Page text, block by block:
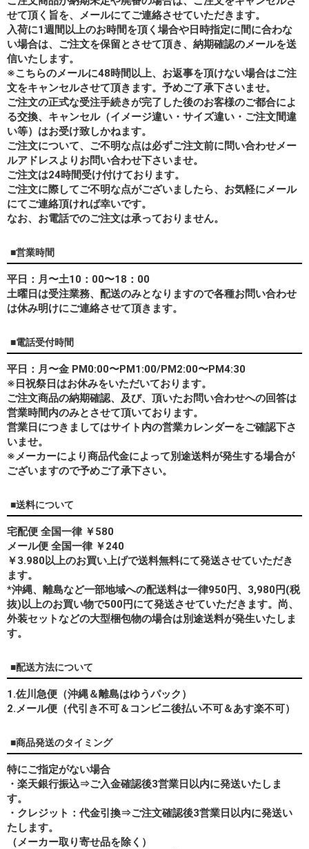
せて頂く旨を、メールにてご連絡させていただきます。
入荷に1週間以上のお時間を頂く場合や日時指定に間に合わな
い場合は、ご注文を保留とさせて頂き、納期確認のメールを送
信いたします。
※こちらのメールに48時間以上、お返事を頂けない場合はご注
文をキャンセルさせて頂きます。予めご了承下さいませ。
ご注文の正式な受注手続きが完了した後のお客様のご都合によ
る交換、キャンセル（イメージ違い・サイズ違い・ご注文間違
い等）はお受け致しかねます。
ご注文について、ご不明な点は必ずご注文前に問い合わせメー
ルアドレスよりお問い合わせ下さいませ。
ご注文は24時間受け付けております。
ご注文に際してご不明な点がございましたら、お気軽にメール
にてご連絡頂ければ幸いです。
なお、 お電話でのご注文は承っておりません。
■営業時間
平日：月〜土10：00〜18：00
土曜日は受注業務、配送のみとなりますので各種お問い合わせ
は休み明けにご連絡させて頂きます。
■電話受付時間
平日：月〜金 PM0:00〜PM1:00/PM2:00〜PM4:30
※日祝祭日はお休みをいただいております。
ご注文商品の納期確認、及び、頂いたお問い合わせへの回答は
営業時間内のみとさせて頂いております。
営業日につきましてはサイト内の営業カレンダーをご確認下さ
いませ。
※メーカーにより商品代金によって別途送料が発生する場合が
ございますので予めご了承下さい。
■送料について
宅配便 全国一律 ￥580
メール便 全国一律 ￥240
￥3.980以上のお買い上げで送料無料にて発送させていただき
ます。
*沖縄、離島など一部地域への配送料は一律950円、3,980円(税
抜)以上のお買い物で500円にて発送させていただきます。尚、
外装セットなどの大型梱包物の場合は別途送料が発生いたしま
す。
■配送方法について
1.佐川急便（沖縄＆離島はゆうパック）
2.メール便（代引き不可＆コンビニ後払い不可＆あす楽不可）
■商品発送のタイミング
特にご指定がない場合
・楽天銀行振込⇒ご入金確認後3営業日以内に発送いたしま
す。
・クレジット：代金引換⇒ご注文確認後3営業日以内に発送い
たします。
（メーカー取り寄せ品を除く）